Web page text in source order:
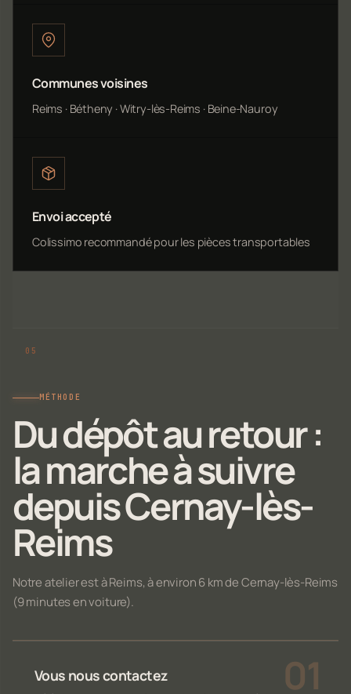
Communes voisines
Reims · Bétheny · Witry-lès-Reims · Beine-Nauroy
Envoi accepté
Colissimo recommandé pour les pièces transportables
MÉTHODE
Du dépôt au retour :
la marche à suivre
depuis Cernay-lès-
Reims
Notre atelier est à Reims, à environ 6 km de Cernay-lès-Reims
(9 minutes en voiture).
Vous nous contactez